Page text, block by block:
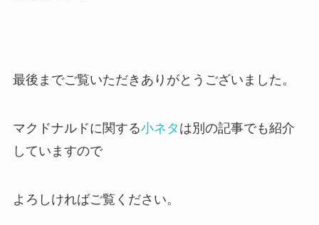
最後までご覧いただきありがとうございました。
マクドナルドに関する小ネタ は別の記事でも紹介
していますので
よろしければご覧ください。